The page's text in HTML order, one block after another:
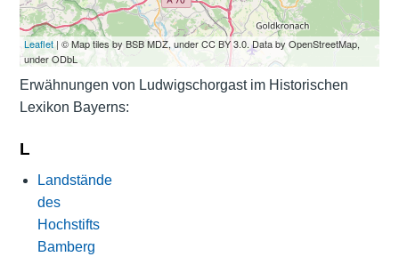
Leaflet| © Map tiles by BSB MDZ, under CC BY 3.0. Data by OpenStreetMap,
under ODbL
Erwähnungen von Ludwigschorgast im Historischen
Lexikon Bayerns:
L
Landstände
des
Hochstifts
Bamberg